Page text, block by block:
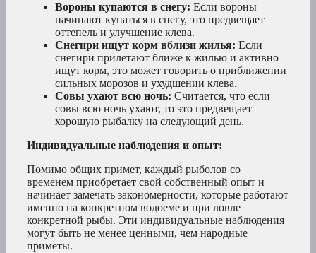
Вороны купаются в снегу: Если вороны
начинают купаться в снегу, это предвещает
оттепель и улучшение клева.
Снегири ищут корм вблизи жилья: Если
снегири прилетают ближе к жилью и активно
ищут корм, это может говорить о приближении
сильных морозов и ухудшении клева.
Совы ухают всю ночь: Считается, что если
совы всю ночь ухают, то это предвещает
хорошую рыбалку на следующий день.
Индивидуальные наблюдения и опыт:
Помимо общих примет, каждый рыболов со
временем приобретает свой собственный опыт и
начинает замечать закономерности, которые работают
именно на конкретном водоеме и при ловле
конкретной рыбы. Эти индивидуальные наблюдения
могут быть не менее ценными, чем народные
приметы.